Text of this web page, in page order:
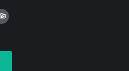
T
r
d